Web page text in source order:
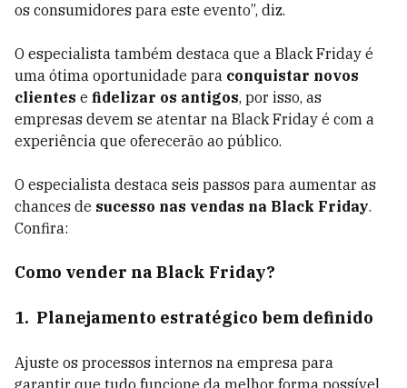
os consumidores para este evento”, diz.
O especialista também destaca que a Black Friday é
uma ótima oportunidade para conquistar novos
clientes e fidelizar os antigos, por isso, as
empresas devem se atentar na Black Friday é com a
experiência que oferecerão ao público.
O especialista destaca seis passos para aumentar as
chances de sucesso nas vendas na Black Friday.
Confira:
Como vender na Black Friday?
1. Planejamento estratégico bem definido
Ajuste os processos internos na empresa para
garantir que tudo funcione da melhor forma possível,